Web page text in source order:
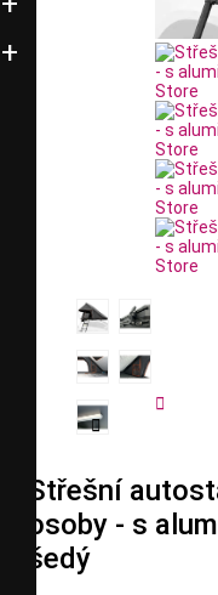


Střešní
osoby - s
šedý